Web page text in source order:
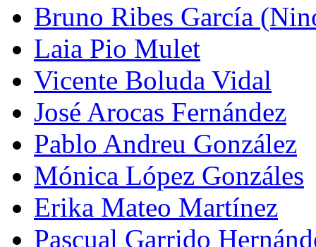
Bruno Ribes García
Laia Pio Mulet
Vicente Boluda Vidal
José Arocas Fernández
Pablo Andreu González
Mónica López Gonzáles
Erika Mateo Martínez
Pascual Garrido